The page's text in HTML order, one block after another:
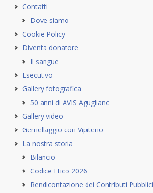
Contatti
Dove siamo
Cookie Policy
Diventa donatore
Il sangue
Esecutivo
Gallery fotografica
50 anni di AVIS Agugliano
Gallery video
Gemellaggio con Vipiteno
La nostra storia
Bilancio
Codice Etico 2026
Rendicontazione dei Contributi Pubblici